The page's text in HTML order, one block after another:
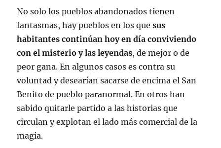
No solo los pueblos abandonados tienen
fantasmas, hay pueblos en los quesus
habitantes continúan hoy en día conviviendo
con el misterio y las leyendas, de mejor o de
peor gana. En algunos casos es contra su
voluntad y desearían sacarse de encima el San
Benito de pueblo paranormal. En otros han
sabido quitarle partido a las historias que
circulan y explotan el lado más comercial de la
magia.